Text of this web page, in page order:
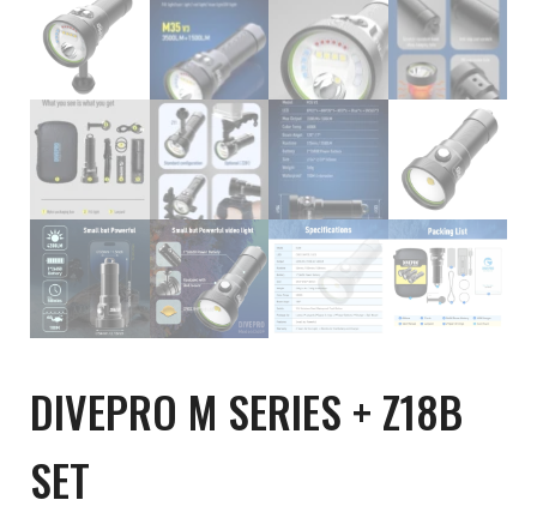
DIVEPRO M SERIES + Z18B
SET